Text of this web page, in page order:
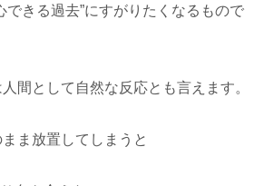
できる過去”にすがりたくなるもので
間として自然な反応とも言えます。
ま放置してしまうと